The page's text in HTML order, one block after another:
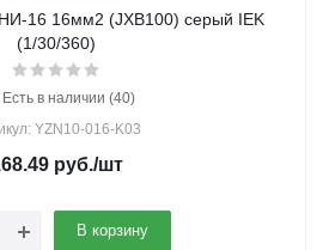
16 16мм2 (JXB100) серый IEK
(1/30/360)
Есть в наличии (40)
YZN10-016-K03
руб./шт
В корзину